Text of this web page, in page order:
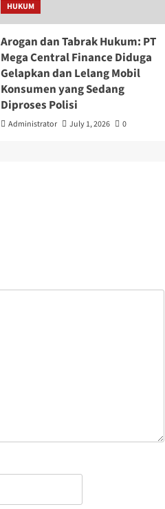
HUKUM
Arogan dan Tabrak Hukum: PT
Mega Central Finance Diduga
Gelapkan dan Lelang Mobil
Konsumen yang Sedang
Diproses Polisi
Administrator July 1, 2026 0